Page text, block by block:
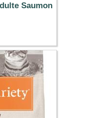
Saumon